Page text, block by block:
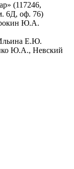
(117246,
6Д, оф. 76)
Ю.А.
Ильина Е.Ю.
Ю.А., Невский